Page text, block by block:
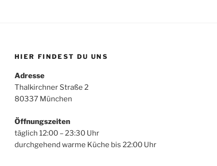
HIER FINDEST DU UNS
Adresse
Thalkirchner Straße 2
80337 München
Öffnungszeiten
täglich 12:00 – 23:30 Uhr
durchgehend warme Küche bis 22:00 Uhr